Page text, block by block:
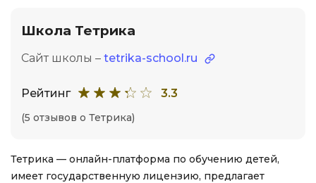
Школа Тетрика
Сайт школы – tetrika-school.ru
Рейтинг 3.3
(5 отзывов о Тетрика)
Тетрика — онлайн-платформа по обучению детей,
имеет государственную лицензию, предлагает